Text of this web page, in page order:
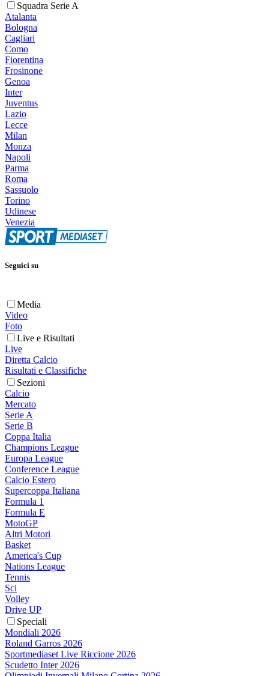
Squadra Serie A
Atalanta
Bologna
Cagliari
Como
Fiorentina
Frosinone
Genoa
Inter
Juventus
Lazio
Lecce
Milan
Monza
Napoli
Parma
Roma
Sassuolo
Torino
Udinese
Venezia
Seguici su
Media
Video
Foto
Live e Risultati
Live
Diretta Calcio
Risultati e Classifiche
Sezioni
Calcio
Mercato
Serie A
Serie B
Coppa Italia
Champions League
Europa League
Conference League
Calcio Estero
Supercoppa Italiana
Formula 1
Formula E
MotoGP
Altri Motori
Basket
America's Cup
Nations League
Tennis
Sci
Volley
Drive UP
Speciali
Mondiali 2026
Roland Garros 2026
Sportmediaset Live Riccione 2026
Scudetto Inter 2026